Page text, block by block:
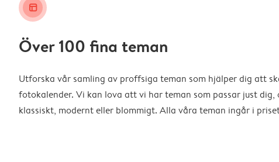
layout_alt
Över 100 fina teman
Utforska vår samling av proffsiga teman som hjälper dig att
fotokalender. Vi kan lova att vi har teman som passar just
klassiskt, modernt eller blommigt. Alla våra teman ingår i